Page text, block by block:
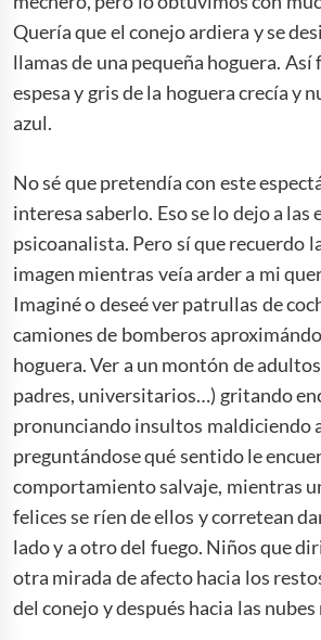
Quería que el conejo ardiera y se
llamas de una pequeña hoguera. Así
espesa y gris de la hoguera crecía y
azul.
No sé que pretendía con este
interesa saberlo. Eso se lo dejo a las
psicoanalista. Pero sí que recuerdo
imagen mientras veía arder a mi
Imaginé o deseé ver patrullas de
camiones de bomberos
hoguera. Ver a un montón de
padres, universitarios…) gritando
pronunciando insultos maldiciendo
preguntándose qué sentido le
comportamiento salvaje, mientras
felices se ríen de ellos y corretean
lado y a otro del fuego. Niños que
otra mirada de afecto hacia los
del conejo y después hacia las